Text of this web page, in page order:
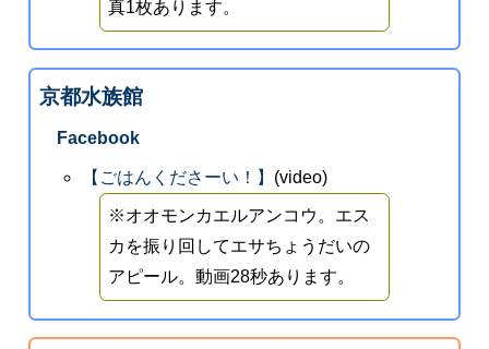
真1枚あります。
京都水族館
Facebook
【ごはんくださーい！】 (video)
※オオモンカエルアンコウ。エス
カを振り回してエサちょうだいの
アピール。動画28秒あります。